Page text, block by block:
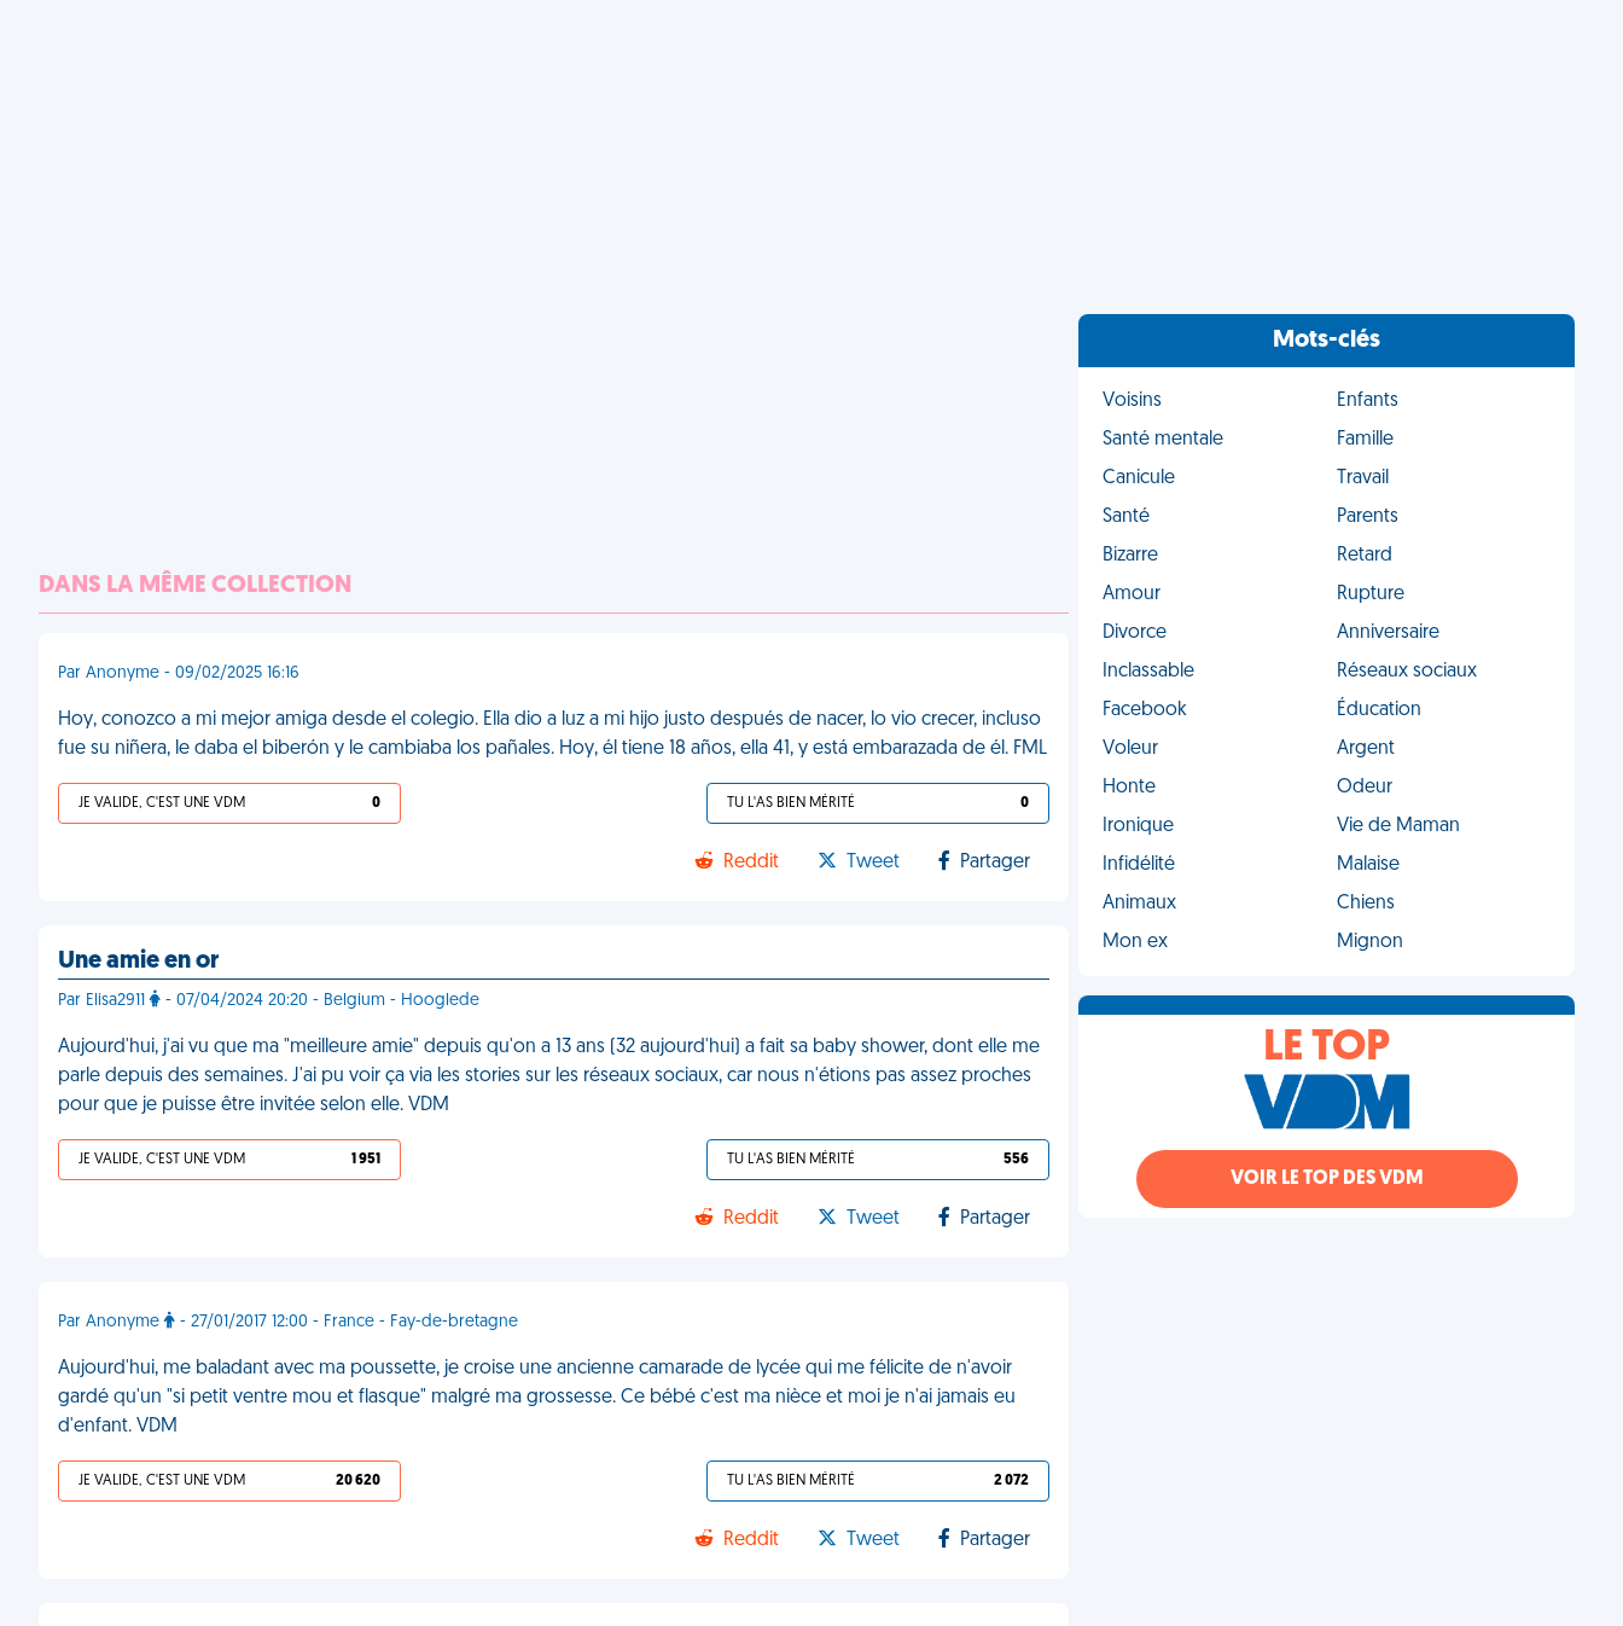
DANS LA MÊME COLLECTION
Par Anonyme - 09/02/2025 16:16
Hoy, conozco a mi mejor amiga desde el colegio. Ella dio a luz a mi hijo justo después de nacer, lo vio crecer, incluso
fue su niñera, le daba el biberón y le cambiaba los pañales. Hoy, él tiene 18 años, ella 41, y está embarazada de él. FML
JE VALIDE, C'EST UNE VDM 0 TU L'AS BIEN MÉRITÉ 0
Reddit Tweet Partager
Une amie en or
Par Elisa2911 - 07/04/2024 20:20 - Belgium - Hooglede
Aujourd'hui, j'ai vu que ma "meilleure amie" depuis qu'on a 13 ans (32 aujourd'hui) a fait sa baby shower, dont elle me
parle depuis des semaines. J'ai pu voir ça via les stories sur les réseaux sociaux, car nous n'étions pas assez proches
pour que je puisse être invitée selon elle. VDM
JE VALIDE, C'EST UNE VDM 1 951 TU L'AS BIEN MÉRITÉ 556
Reddit Tweet Partager
Par Anonyme - 27/01/2017 12:00 - France - Fay-de-bretagne
Aujourd'hui, me baladant avec ma poussette, je croise une ancienne camarade de lycée qui me félicite de n'avoir
gardé qu'un "si petit ventre mou et flasque" malgré ma grossesse. Ce bébé c'est ma nièce et moi je n'ai jamais eu
d'enfant. VDM
JE VALIDE, C'EST UNE VDM 20 620 TU L'AS BIEN MÉRITÉ 2 072
Reddit Tweet Partager
Mots-clés
Voisins
Enfants
Santé mentale
Famille
Canicule
Travail
Santé
Parents
Bizarre
Retard
Amour
Rupture
Divorce
Anniversaire
Inclassable
Réseaux sociaux
Facebook
Éducation
Voleur
Argent
Honte
Odeur
Ironique
Vie de Maman
Infidélité
Malaise
Animaux
Chiens
Mon ex
Mignon
LE TOP
VOIR LE TOP DES VDM